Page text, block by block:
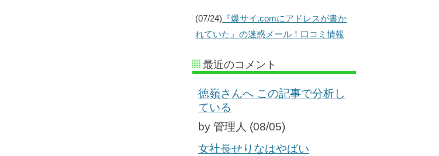
(07/24) 『爆サイ.comにアドレスが書か
れていた』の迷惑メール！口コミ情報
最近のコメント
徳嶺さんへ この記事で分析し
ている
by 管理人 (08/05)
女社長せりなはやばい